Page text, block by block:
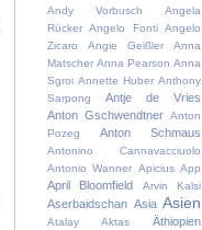
Andy Vorbusch
Angela
Rücker Angelo Fonti Angelo
Zicaro
Angie Geißler
Anna
Matscher Anna Pearson Anna
Sgroi Annette Huber Anthony
Sarpong
Antje de Vries
Anton Gschwendtner Anton
Pozeg
Anton Schmaus
Antonino Cannavacciuolo
Antonio Wanner Apicius App
April Bloomfield Arvin Kalsi
Aserbaidschan Asia Asien
Atalay Aktas Äthiopien